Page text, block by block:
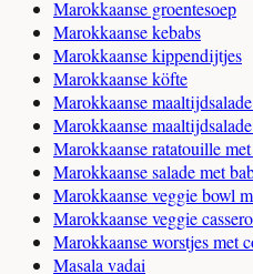
Marokkaanse groentesoep
Marokkaanse kebabs
Marokkaanse kippendijtjes
Marokkaanse köfte
Marokkaanse
Marokkaanse
Marokkaanse ratatouille
Marokkaanse salade met
Marokkaanse veggie bowl
Marokkaanse veggie
Marokkaanse worstjes met
Masala vadai